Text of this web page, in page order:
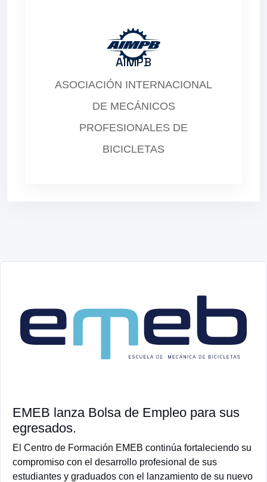
AIMPB
ASOCIACIÓN INTERNACIONAL
DE MECÁNICOS
PROFESIONALES DE
BICICLETAS
EMEB lanza Bolsa de Empleo para sus
egresados.
El Centro de Formación EMEB continúa fortaleciendo su
compromiso con el desarrollo profesional de sus
estudiantes y graduados con el lanzamiento de su nuevo